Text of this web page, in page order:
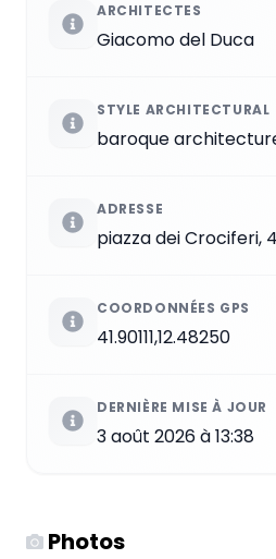
ARCHITECTES
Giacomo del Duca
STYLE ARCHITECTURAL
baroque
ADRESSE
piazza dei Crociferi,
COORDONNÉES GPS
41.90111,12.48250
DERNIÈRE MISE À JOUR
3 août 2026 à 13:38
Photos